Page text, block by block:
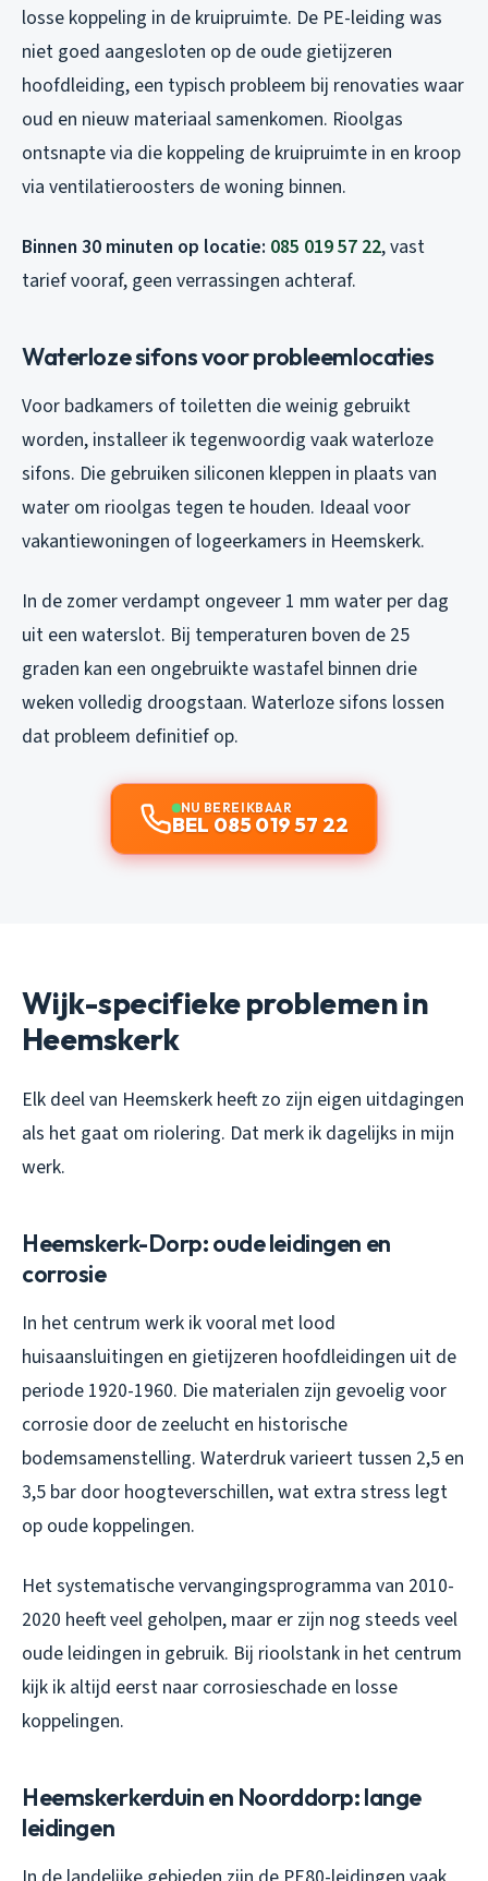
losse koppeling in de kruipruimte. De PE-leiding was
niet goed aangesloten op de oude gietijzeren
hoofdleiding, een typisch probleem bij renovaties waar
oud en nieuw materiaal samenkomen. Rioolgas
ontsnapte via die koppeling de kruipruimte in en kroop
via ventilatieroosters de woning binnen.
Binnen 30 minuten op locatie: 085 019 57 22, vast
tarief vooraf, geen verrassingen achteraf.
Waterloze sifons voor probleemlocaties
Voor badkamers of toiletten die weinig gebruikt
worden, installeer ik tegenwoordig vaak waterloze
sifons. Die gebruiken siliconen kleppen in plaats van
water om rioolgas tegen te houden. Ideaal voor
vakantiewoningen of logeerkamers in Heemskerk.
In de zomer verdampt ongeveer 1 mm water per dag
uit een waterslot. Bij temperaturen boven de 25
graden kan een ongebruikte wastafel binnen drie
weken volledig droogstaan. Waterloze sifons lossen
dat probleem definitief op.
NU BEREIKBAAR
BEL 085 019 57 22
Wijk-specifieke problemen in
Heemskerk
Elk deel van Heemskerk heeft zo zijn eigen uitdagingen
als het gaat om riolering. Dat merk ik dagelijks in mijn
werk.
Heemskerk-Dorp: oude leidingen en
corrosie
In het centrum werk ik vooral met lood
huisaansluitingen en gietijzeren hoofdleidingen uit de
periode 1920-1960. Die materialen zijn gevoelig voor
corrosie door de zeelucht en historische
bodemsamenstelling. Waterdruk varieert tussen 2,5 en
3,5 bar door hoogteverschillen, wat extra stress legt
op oude koppelingen.
Het systematische vervangingsprogramma van 2010-
2020 heeft veel geholpen, maar er zijn nog steeds veel
oude leidingen in gebruik. Bij rioolstank in het centrum
kijk ik altijd eerst naar corrosieschade en losse
koppelingen.
Heemskerkerduin en Noorddorp: lange
leidingen